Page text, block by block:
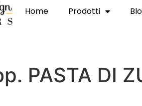
Home Prodotti
PASTA DI